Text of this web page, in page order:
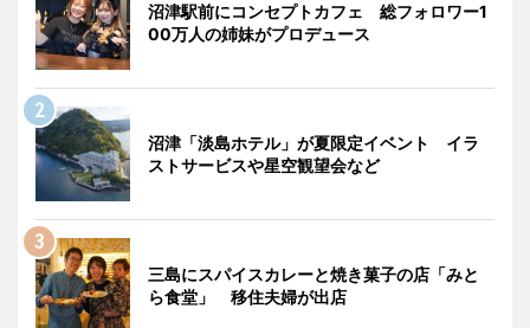
沼津駅前にコンセプトカフェ 総フォロワー1
00万人の姉妹がプロデュース
沼津「淡島ホテル」が夏限定イベント イラ
ストサービスや星空観望会など
三島にスパイスカレーと焼き菓子の店「みと
ら食堂」 移住夫婦が出店